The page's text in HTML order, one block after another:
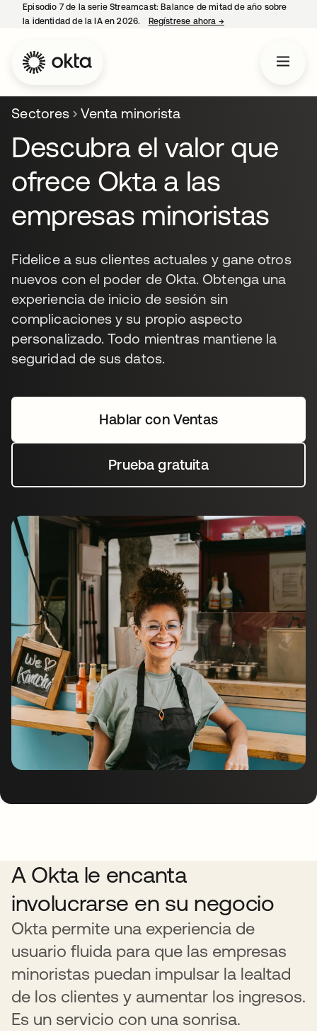
Episodio 7 de la serie Streamcast: Balance de mitad de año sobre
la identidad de la IA en 2026.
Regístrese ahora →se abre en una
Sectores Venta minorista
Descubra el valor que
ofrece Okta a las
empresas minoristas
Fidelice a sus clientes actuales y gane otros
nuevos con el poder de Okta. Obtenga una
experiencia de inicio de sesión sin
complicaciones y su propio aspecto
personalizado. Todo mientras mantiene la
seguridad de sus datos.
Hablar con Ventas
Prueba gratuita
A Okta le encanta
involucrarse en su negocio
Okta permite una experiencia de
usuario fluida para que las empresas
minoristas puedan impulsar la lealtad
de los clientes y aumentar los ingresos.
Es un servicio con una sonrisa.